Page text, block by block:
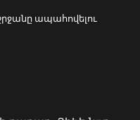
ապահովելու